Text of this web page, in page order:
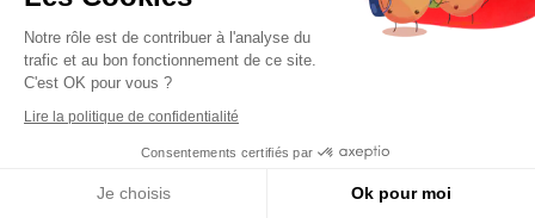
Notre rôle est de contribuer à l'analyse du
trafic et au bon fonctionnement de ce site.
C'est OK pour vous ?
Lire la politique de confidentialité
Consentements certifiés par
Je choisis Ok pour moi